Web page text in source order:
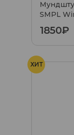
SMPL
1850₽
ХИТ